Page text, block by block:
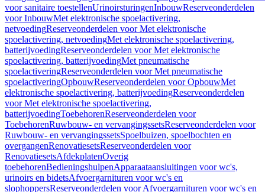
voor sanitaire toestellenUrinoirsturingenInbouwReserveonderdelen
voor InbouwMet elektronische spoelactivering,
netvoedingReserveonderdelen voor Met elektronische
spoelactivering, netvoedingMet elektronische spoelactivering,
batterijvoedingReserveonderdelen voor Met elektronische
spoelactivering, batterijvoedingMet pneumatische
spoelactiveringReserveonderdelen voor Met pneumatische
spoelactiveringOpbouwReserveonderdelen voor OpbouwMet
elektronische spoelactivering, batterijvoedingReserveonderdelen
voor Met elektronische spoelactivering,
batterijvoedingToebehorenReserveonderdelen voor
ToebehorenRuwbouw- en vervangingssetsReserveonderdelen voor
Ruwbouw- en vervangingssetsSpoelbuizen, spoelbochten en
overgangenRenovatiesetsReserveonderdelen voor
RenovatiesetsAfdekplatenOverig
toebehorenBedieningshulpenApparaataansluitingen voor wc's,
urinoirs en bidetsAfvoergarnituren voor wc's en
slophoppersReserveonderdelen voor Afvoergarnituren voor wc's en